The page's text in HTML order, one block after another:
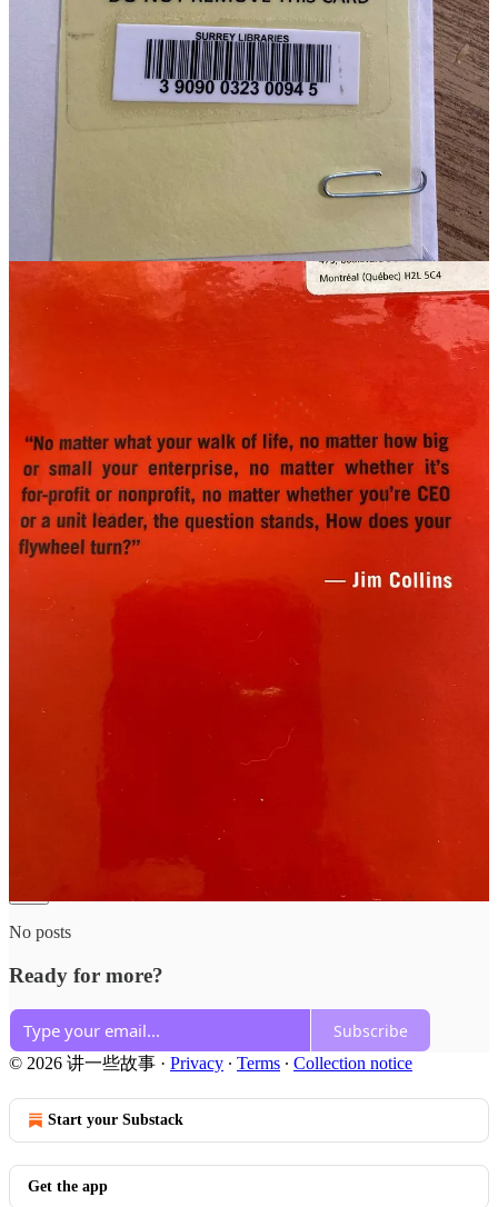
，中文名：《从优秀到卓越》）里已经描述过了。这里相当于
一个专题汇总。
一个典型的飞轮就像正反馈电路，或者说是一种良性循环。除
了书中举的很多例子以外，
但是，开始转动一个飞轮是很苦难的，并不是每个轮子都能转
飞轮转起来后，还需要精心维护，不然它也会停下来的 。例如
Intel，曾经是很好的飞轮，但现在就是转不起来了。
Discussion about this post
Comments Restacks
奥，原来读后感都在这儿呢
Reply
No posts
Ready for more?
Subscribe
© 2026 讲一些故事 · Privacy ∙ Terms ∙ Collection notice
Start your Substack
Get the app